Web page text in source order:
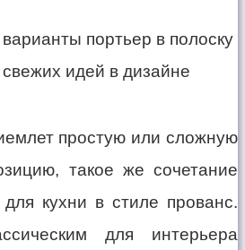
простую или сложную
такое же сочетание
кухни в стиле прованс.
для интерьера